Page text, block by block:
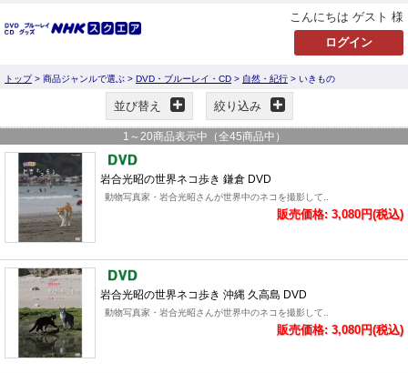
こんにちは ゲスト 様
トップ> 商品ジャンルで選ぶ > DVD・ブルーレイ・CD > 自然・紀行 > いきもの
並び替え 絞り込み
1 ～ 20商品表示中（全45商品中）
岩合光昭の世界ネコ歩き 鎌倉 DVD
動物写真家・岩合光昭さんが世界中のネコを撮影して..
販売価格: 3,080円(税込)
岩合光昭の世界ネコ歩き 沖縄 久高島 DVD
動物写真家・岩合光昭さんが世界中のネコを撮影して..
販売価格: 3,080円(税込)